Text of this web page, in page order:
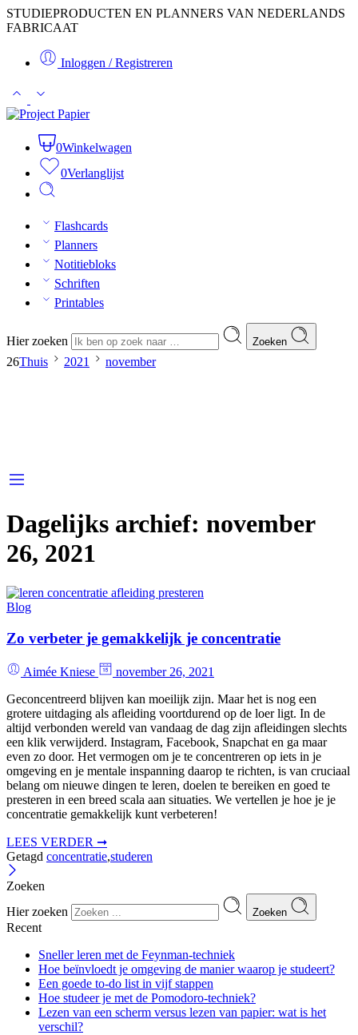
STUDIEPRODUCTEN EN PLANNERS VAN NEDERLANDS
FABRICAAT
Inloggen / Registreren
0Winkelwagen
0Verlanglijst
Flashcards
Planners
Notitiebloks
Schriften
Printables
Hier zoeken Zoeken
26Thuis 2021 november
Dagelijks archief: november
26, 2021
Blog
Zo verbeter je gemakkelijk je concentratie
Aimée Kniese
november 26, 2021
Geconcentreerd blijven kan moeilijk zijn. Maar het is nog een
grotere uitdaging als afleiding voortdurend op de loer ligt. In de
altijd verbonden wereld van vandaag de dag zijn afleidingen slechts
een klik verwijderd. Instagram, Facebook, Snapchat en ga maar
even zo door. Het vermogen om je te concentreren op iets in je
omgeving en je mentale inspanning daarop te richten, is van cruciaal
belang om nieuwe dingen te leren, doelen te bereiken en goed te
presteren in een breed scala aan situaties. We vertellen je hoe je je
concentratie gemakkelijk kunt verbeteren!
LEES VERDER ➞
Getagd concentratie,studeren
Zoeken
Hier zoeken
Zoeken
Recent
Sneller leren met de Feynman-techniek
Hoe beïnvloedt je omgeving de manier waarop je studeert?
Een goede to-do list in vijf stappen
Hoe studeer je met de Pomodoro-techniek?
Lezen van een scherm versus lezen van papier: wat is het
verschil?